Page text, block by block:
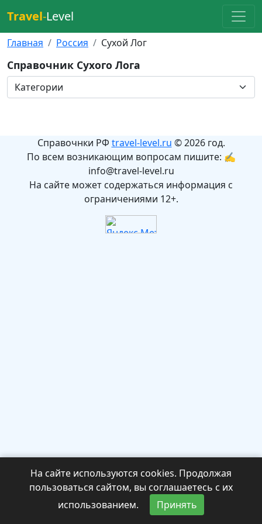
Travel-Level
Главная Россия Сухой Лог
Справочник Сухого Лога
Справочнки РФ travel-level.ru © 2026 год.
По всем возникающим вопросам пишите: ✍
info@travel-level.ru
На сайте может содержаться информация с
ограничениями 12+.
На сайте используются cookies. Продолжая
пользоваться сайтом, вы соглашаетесь с их
использованием.
Принять